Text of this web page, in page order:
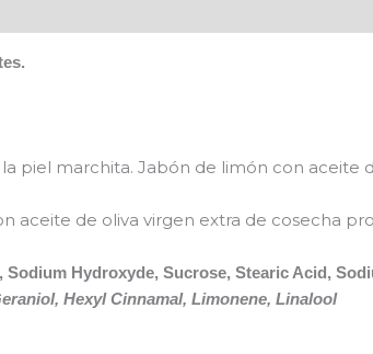
piel marchita. Jabón de limón con aceite
aceite de oliva virgen extra de cosecha
Hydroxyde, Sucrose, Stearic Acid,
Hexyl Cinnamal, Limonene, Linalool